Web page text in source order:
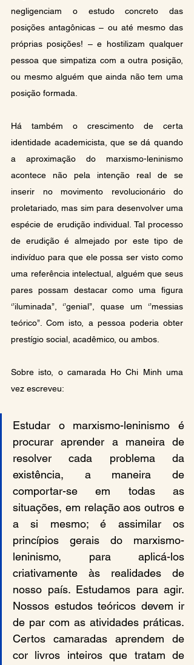
negligenciam o estudo concreto das
posições antagônicas – ou até mesmo das
próprias posições! – e hostilizam qualquer
pessoa que simpatiza com a outra posição,
ou mesmo alguém que ainda não tem uma
posição formada.
Há também o crescimento de certa
identidade academicista, que se dá quando
a aproximação do marxismo-leninismo
acontece não pela intenção real de se
inserir no movimento revolucionário do
proletariado, mas sim para desenvolver uma
espécie de erudição individual. Tal processo
de erudição é almejado por este tipo de
indivíduo para que ele possa ser visto como
uma referência intelectual, alguém que seus
pares possam destacar como uma figura
‘’iluminada’’, ‘’genial’’, quase um ‘’messias
teórico’’. Com isto, a pessoa poderia obter
prestígio social, acadêmico, ou ambos.
Sobre isto, o camarada Ho Chi Minh uma
vez escreveu:
Estudar o marxismo-leninismo é
procurar aprender a maneira de
resolver cada problema da
existência, a maneira de
comportar-se em todas as
situações, em relação aos outros e
a si mesmo; é assimilar os
princípios gerais do marxismo-
leninismo, para aplicá-los
criativamente às realidades de
nosso país. Estudamos para agir.
Nossos estudos teóricos devem ir
de par com as atividades práticas.
Certos camaradas aprendem de
cor livros inteiros que tratam de